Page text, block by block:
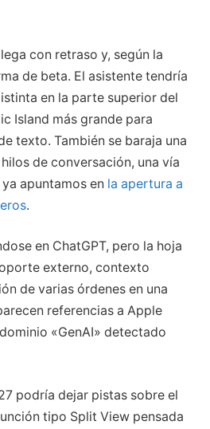
con retraso y, según la
de beta. El asistente tendría
en la parte superior del
Island más grande para
texto. También se baraja una
de conversación, una vía
apuntamos en la apertura a
.
en ChatGPT, pero la hoja
externo, contexto
de varias órdenes en una
referencias a Apple
«GenAI» detectado
podría dejar pistas sobre el
tipo Split View pensada